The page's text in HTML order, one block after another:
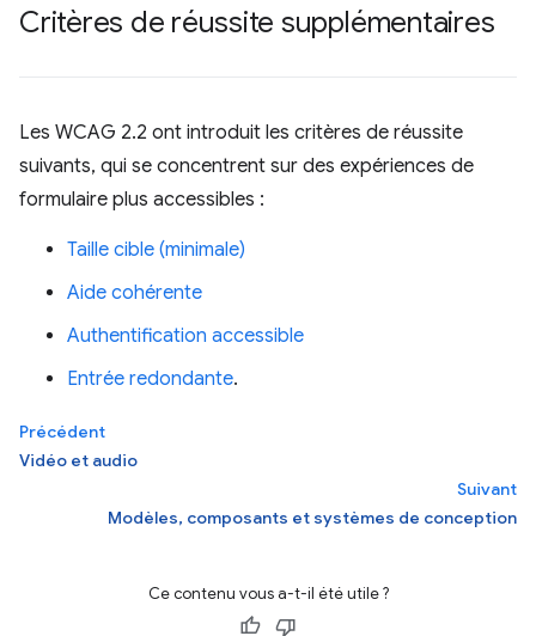
Critères de réussite supplémentaires
Les WCAG 2.2 ont introduit les critères de réussite
suivants, qui se concentrent sur des expériences de
formulaire plus accessibles :
Taille cible (minimale)
Aide cohérente
Authentification accessible
Entrée redondante.
Précédent
Vidéo et audio
Suivant
Modèles, composants et systèmes de conception
Ce contenu vous a-t-il été utile ?